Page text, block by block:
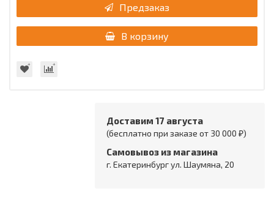
Предзаказ
В корзину
Доставим 17 августа
(бесплатно при заказе от 30 000 ₽)
Самовывоз из магазина
г. Екатеринбург ул. Шаумяна, 20